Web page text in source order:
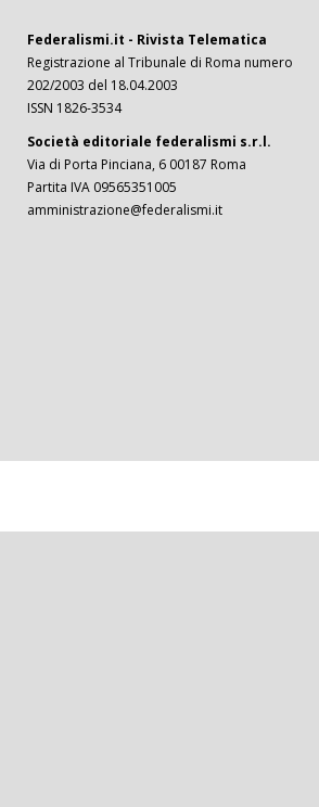
Federalismi.it - Rivista Telematica
Registrazione al Tribunale di Roma numero
202/2003 del 18.04.2003
ISSN 1826-3534
Società editoriale federalismi s.r.l.
Via di Porta Pinciana, 6 00187 Roma
Partita IVA 09565351005
amministrazione@federalismi.it